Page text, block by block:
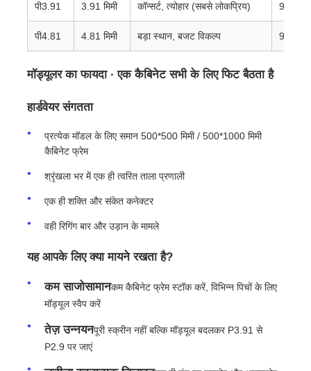
समाचार
मामले
उद्धरण मांगें
एलईडी वीडियो दीवार प्रदर्शन
एलईडी प्रदर्शन स्क्रीन
संगीत कार्यक्रम एलईडी स्क्रीन
पी3.91 3.91 मिमी कॉन्सर्ट, त्योहार (सबसे लोकप्रिय) 900-
पी4.81 4.81 मिमी बड़ा स्थान, बजट विकल्प 900-
मॉड्यूलर का फायदा ∙ एक कैबिनेट सभी के लिए फिट बैठता है
हार्डवेयर संगतता
प्रत्येक मॉडल के लिए समान 500*500 मिमी / 500*1000 मिमी
कैबिनेट फ्रेम
श्रृंखला भर में एक ही त्वरित ताला प्रणाली
एक ही शक्ति और संकेत कनेक्टर
वही रिगिंग बार और उड़ान के मामले
यह आपके लिए क्या मायने रखता है?
कम साजोसामानकम कैबिनेट फ्रेम स्टॉक करें, विभिन्न पिचों के लिए
मॉड्यूल स्वैप करें
तेज़ उन्नयनपूरी स्क्रीन नहीं बल्कि मॉड्यूल बदलकर P3.91 से
P2.9 पर जाएं